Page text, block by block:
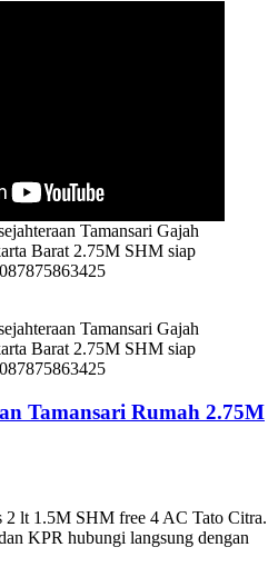
Tamansari Gajah
Barat 2.75M SHM siap
Tamansari Gajah
Barat 2.75M SHM siap
Tamansari Rumah 2.75M
lt 1.5M SHM free 4 AC Tato Citra.
KPR hubungi langsung dengan